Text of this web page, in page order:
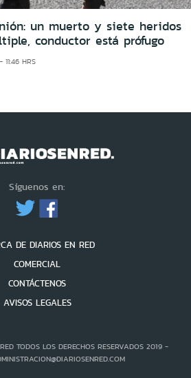
un muerto y siete heridos
conductor está prófugo
HRS
Síguenos en:
DE DIARIOS EN RED
COMERCIAL
CONTÁCTENOS
AVISOS LEGALES
TODOS LOS DERECHOS RESERVADOS 2019 -